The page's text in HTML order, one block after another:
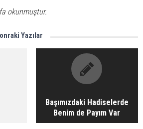
okunmuştur.
Yazılar
Başımızdaki Hadiselerde
Benim de Payım Var